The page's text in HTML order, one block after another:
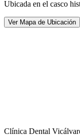
Ubicada en el casco
Ver Mapa de Ubicación
Clínica Dental